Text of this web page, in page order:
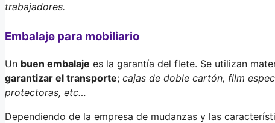
trabajadores.
Embalaje para mobiliario
Un buen embalaje es la garantía del flete. Se utilizan
garantizar el transporte; cajas de doble cartón, film
protectoras, etc…
Dependiendo de la empresa de mudanzas y las